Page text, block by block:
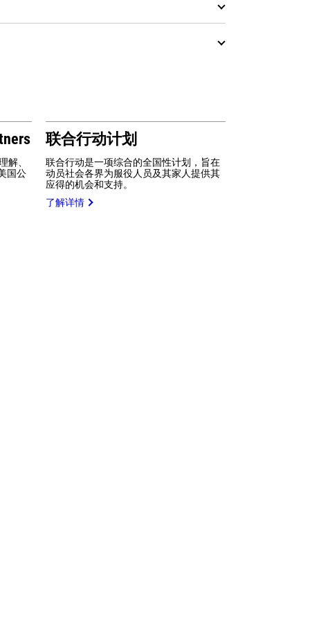
解、
国公
联合行动计划
联合行动是一项综合的全国性计划，旨在
动员社会各界为服役人员及其家人提供其
应得的机会和支持。
了解详情